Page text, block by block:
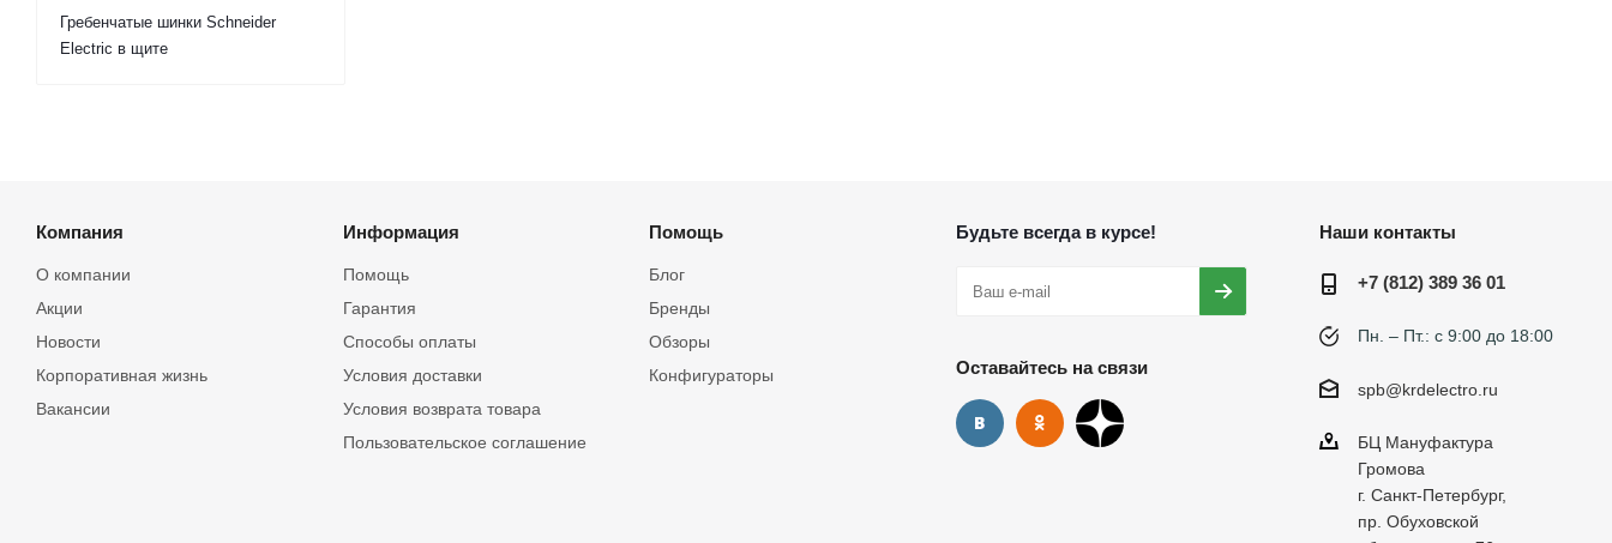
Гребенчатые шинки Schneider
Electric в щите
Компания
О компании
Акции
Новости
Корпоративная жизнь
Вакансии
Информация
Помощь
Гарантия
Способы оплаты
Условия доставки
Условия возврата товара
Пользовательское соглашение
Помощь
Блог
Бренды
Обзоры
Конфигураторы
Будьте всегда в курсе!
Оставайтесь на связи
Наши контакты
+7 (812) 389 36 01
Пн. – Пт.: с 9:00 до 18:00
spb@krdelectro.ru
БЦ Мануфактура
Громова
г. Санкт-Петербург,
пр. Обуховской